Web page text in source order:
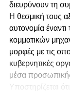
διευρύνουν τη
Η θεσμική τους
αυτονομία
κομματικών
μορφές με τις
κυβερνητικές
μέσα
Υποστηρίζεται